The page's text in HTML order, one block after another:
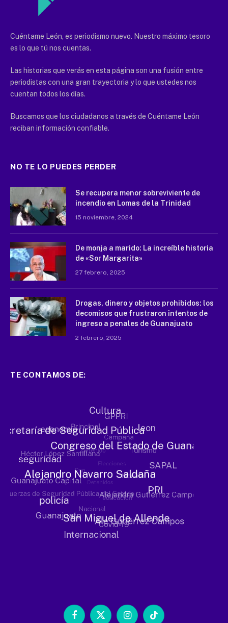
Cuéntame León, es periodismo nuevo. Nuestro máximo tesoro
es lo que tú nos cuentas.
Las historias que verás en esta página son una fusión entre
periodistas con una gran trayectoria y lo que ustedes nos
cuentan todos los días.
Buscamos que los ciudadanos a través de Cuéntame León
reciban información confiable.
NO TE LO PUEDES PERDER
Se recupera menor sobreviviente de
incendio en Lomas de la Trinidad
15 noviembre, 2024
De monja a marido: La increíble historia
de «Sor Margarita»
27 febrero, 2025
Drogas, dinero y objetos prohibidos: los
decomisos que frustraron intentos de
ingreso a penales de Guanajuato
2 febrero, 2025
TE CONTAMOS DE:
Facebook
X InstagramTikTok